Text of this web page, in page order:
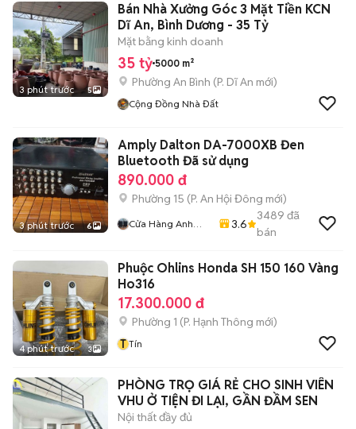
3 phút trước 5
Bán Nhà Xưởng Góc 3 Mặt Tiền KCN
Dĩ An, Bình Dương - 35 Tỷ
Mặt bằng kinh doanh
35 tỷ 5000 m²
Phường An Bình (P. Dĩ An mới)
Cộng Đồng Nhà Đất
3 phút trước 6
Amply Dalton DA-7000XB Đen
Bluetooth Đã sử dụng
890.000 đ
Phường 15 (P. An Hội Đông mới)
Cửa Hàng Anh
3.6
3489 đã
bán
4 phút trước 3
Phuộc Ohlins Honda SH 150 160 Vàng
Ho316
17.300.000 đ
Phường 1 (P. Hạnh Thông mới)
T Tín
PHÒNG TRỌ GIÁ RẺ CHO SINH VIÊN
VHU Ở TIỆN ĐI LẠI, GẦN ĐẦM SEN
Nội thất đầy đủ